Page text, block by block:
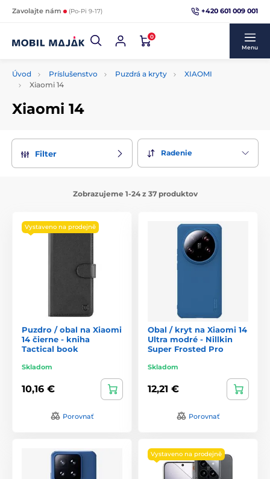
Zavolajte nám (Po-Pi 9-17) +420 601 009 001
0
Menu
Úvod Príslušenstvo Puzdrá a kryty
XIAOMI
Xiaomi 14
Xiaomi 14
Filter Radenie
Zobrazujeme 1-24 z 37 produktov
Vystaveno na prodejně
Puzdro / obal na Xiaomi
14 čierne - kniha
Tactical book
Skladom
10,16 €
Porovnať
Obal / kryt na Xiaomi 14
Ultra modré - Nillkin
Super Frosted Pro
Skladom
12,21 €
Porovnať
Vystaveno na prodejně